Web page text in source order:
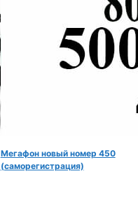
Мегафон новый номер 450
(саморегистрация)